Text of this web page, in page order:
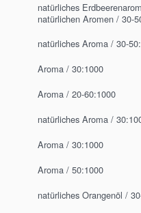
natürliches
natürlichen Aromen / 30-
natürliches Aroma / 30-
Aroma / 30:1000
Aroma / 20-60:1000
natürliches Aroma /
Aroma / 30:1000
Aroma / 50:1000
natürliches Orangenöl /